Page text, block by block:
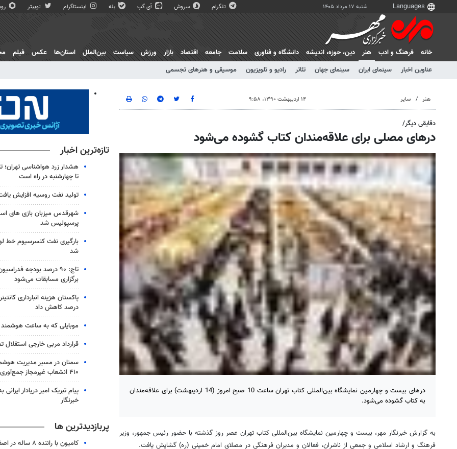
شنبه ۱۷ مرداد ۱۴۰۵ تلگرام سروش آی گپ بله اینستاگرام توییتر
خانه فرهنگ و ادب
هنر
عناوین اخبار
سینمای ایران سینمای جهان تئاتر رادیو و تلویزیون موسیقی و هنرهای تجسمی
دين، حوزه، انديشه دانشگاه و فناوری سلامت جامعه اقتصاد بازار ورزش سیاست بین‌الملل استان‌ها عکس فیلم
هنر سایر ۱۴ اردیبهشت ۱۳۹۰، ۹:۵۸
دقایقی دیگر/
درهای مصلی برای علاقه‌مندان کتاب گشوده می‌شود
درهای بیست و چهارمین نمایشگاه بین‌المللی کتاب تهران ساعت 10 صبح امروز (14 اردیبهشت) برای علاقه‌مندان
به کتاب گشوده می‌شود.
به گزارش خبرنگار مهر، بیست و چهارمین نمایشگاه بین‌المللی کتاب تهران عصر روز گذشته با حضور رئیس جمهور، وزیر
فرهنگ و ارشاد اسلامی و جمعی از ناشران، فعالان و مدیران فرهنگی در مصلای امام خمینی (ره) گشایش یافت.
تازه‌ترین اخبار
هشدار زرد هواشناسی تهران؛
تا چهارشنبه در راه است
تولید نفت روسیه افزایش
شهرقدس میزبان بازی های
پرسپولیس شد
بارگیری نفت کنسرسیوم خط
شد
تاج: ۹۰ درصد بودجه
برگزاری مسابقات می‌شود
درصد کاهش داد
موبایلی که به ساعت
قرارداد مربی خارجی استقلال
سمنان در مسیر مدیریت
۴۱۰ انشعاب غیرمجاز جمع‌آوری شد
پیام تبریک امیر دریادار
خبرنگار
پربازدیدترین ها
کامیون با راننده ۸ ساله در اصفهان توقیف شد